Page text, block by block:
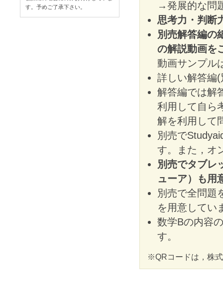
→発展的な問
思考力・判断
別売解答編の
の解説動画を
動画サンプル
詳しい解答編
解答編では解
利用して自ら
解を利用して
別売で
す。また，オ
別売でタブレ
ューア）も用
別売で全問題
を用意してい
数学Bの内容
す。
※QRコードは，株
す。予めご了承下さい。